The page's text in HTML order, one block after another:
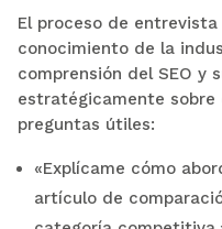
El proceso de
conocimiento de la
comprensión del SEO y
estratégicamente sobre
preguntas útiles:
«Explícame cómo
artículo de